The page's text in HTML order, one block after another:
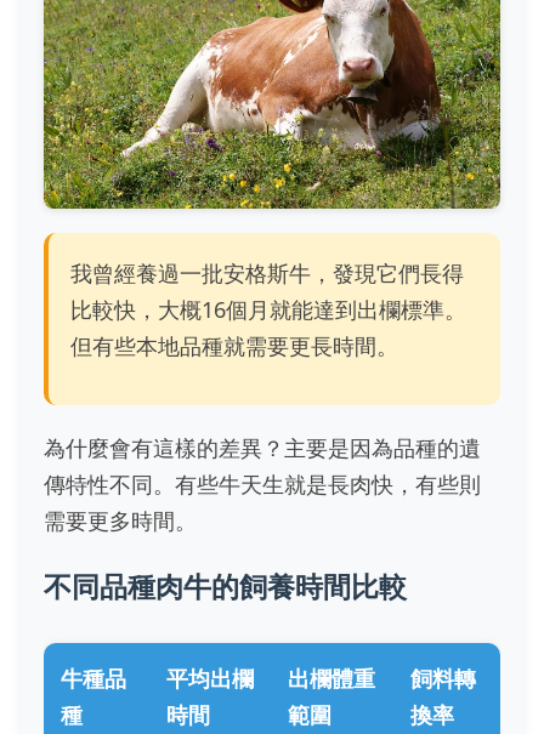
我曾經養過一批安格斯牛，發現它們長得
比較快，大概16個月就能達到出欄標準。
但有些本地品種就需要更長時間。
為什麼會有這樣的差異？主要是因為品種的遺
傳特性不同。有些牛天生就是長肉快，有些則
需要更多時間。
不同品種肉牛的飼養時間比較
牛種品
種
平均出欄
時間
出欄體重
範圍
飼料轉
換率